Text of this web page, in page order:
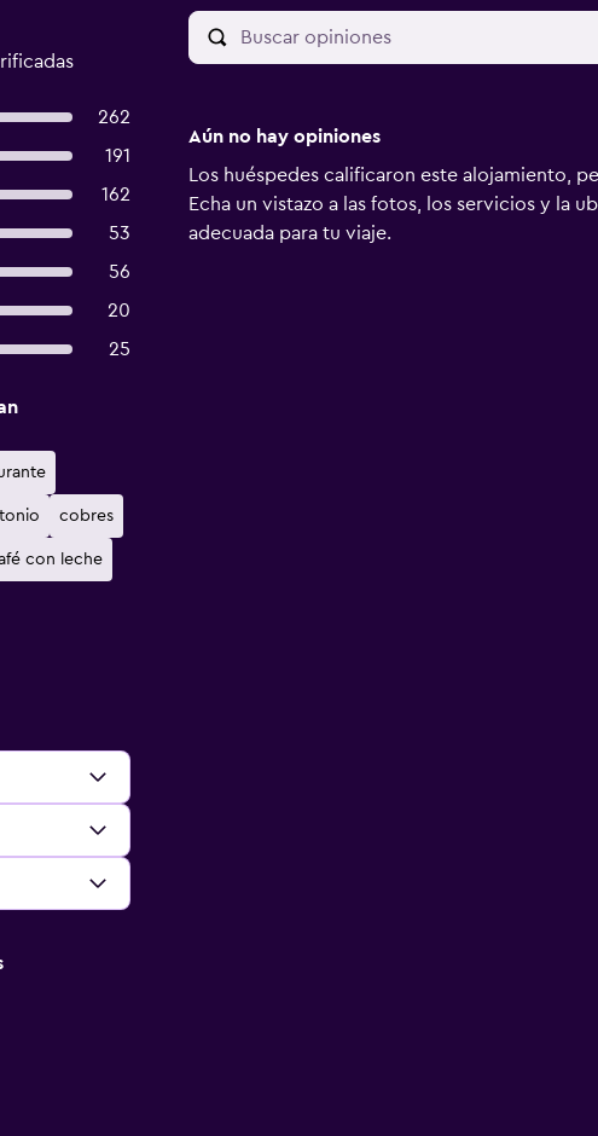
262
191
162
53
56
20
25
cobres
con leche
Aún no hay opiniones
Los huéspedes calificaron este alojamiento,
Echa un vistazo a las fotos, los servicios y la
adecuada para tu viaje.